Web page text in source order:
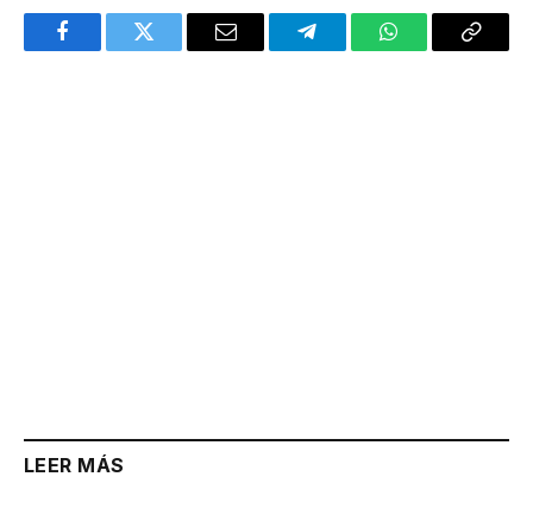
FacebookTwitter Email TelegramWhatsAppCopy
LEER MÁS